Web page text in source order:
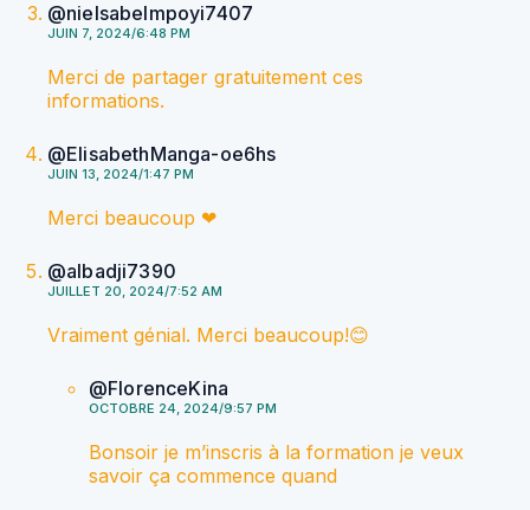
@nielsabelmpoyi7407
JUIN 7, 2024/6:48 PM
Merci de partager gratuitement ces
informations.
@ElisabethManga-oe6hs
JUIN 13, 2024/1:47 PM
Merci beaucoup ❤
@albadji7390
JUILLET 20, 2024/7:52 AM
Vraiment génial. Merci beaucoup!😊
@FlorenceKina
OCTOBRE 24, 2024/9:57 PM
Bonsoir je m’inscris à la formation je veux
savoir ça commence quand